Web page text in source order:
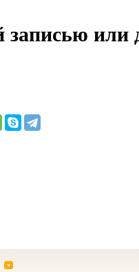
записью или